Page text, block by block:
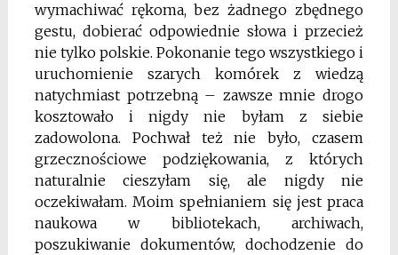
wymachiwać rękoma, bez żadnego zbędnego
gestu, dobierać odpowiednie słowa i przecież
nie tylko polskie. Pokonanie tego wszystkiego i
uruchomienie szarych komórek z wiedzą
natychmiast potrzebną – zawsze mnie drogo
kosztowało i nigdy nie byłam z siebie
zadowolona. Pochwał też nie było, cza­sem
grzecznościowe podziękowania, z których
naturalnie cieszyłam się, ale nigdy nie
oczekiwałam. Moim spełnianiem się jest praca
naukowa w bibliotekach, archiwach,
poszukiwanie dokumentów, dochodzenie do